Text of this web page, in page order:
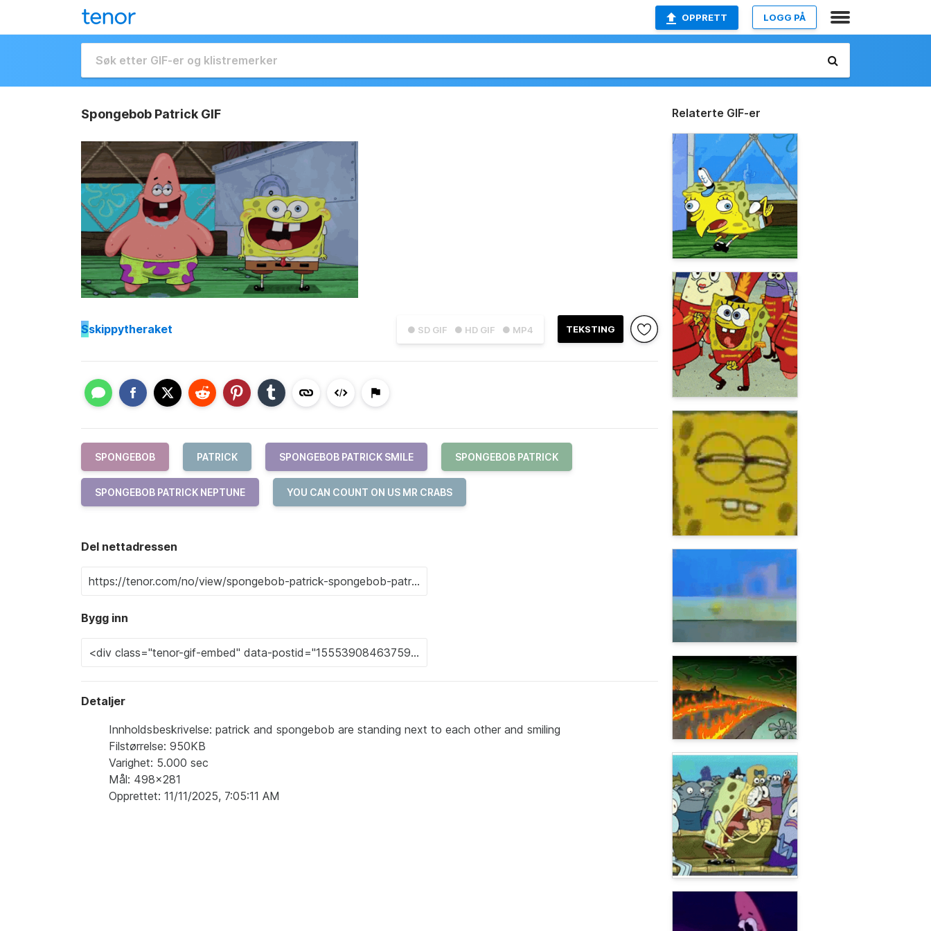
OPPRETT LOGG PÅ
Spongebob Patrick GIF
● SD GIF ● HD GIF ● MP4 TEKSTING
Sskippytheraket
SPONGEBOB PATRICK SPONGEBOB PATRICK SMILE SPONGEBOB PATRICK
SPONGEBOB PATRICK NEPTUNE YOU CAN COUNT ON US MR CRABS
Del nettadressen
Bygg inn
Detaljer
Innholdsbeskrivelse: patrick and spongebob are standing next to each other and smiling
Filstørrelse: 950KB
Varighet: 5.000 sec
Mål: 498x281
Opprettet: 11/11/2025, 7:05:11 AM
Relaterte GIF-er